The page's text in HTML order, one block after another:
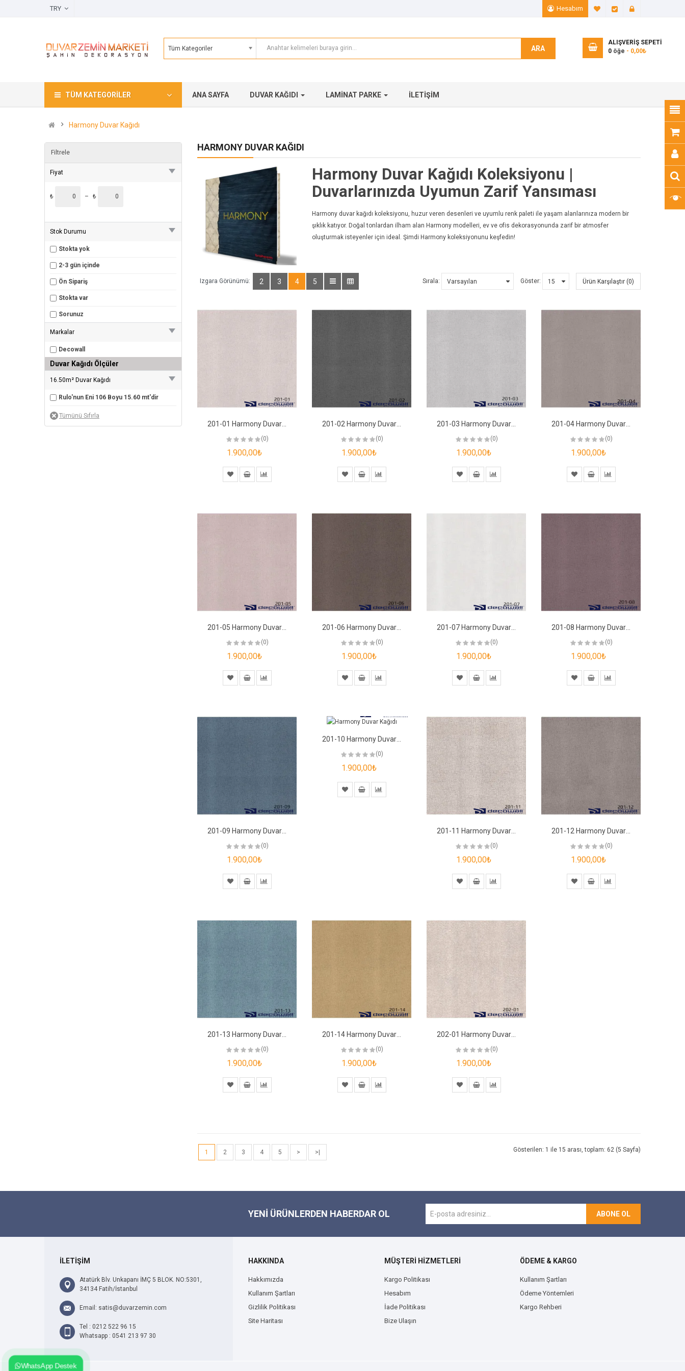
Hesabım A. Listem (0)
Ödeme
Tüm Kategoriler ARA
ALIŞVERIŞ SEPETI
0 öğe - 0,00₺
TÜM KATEGORILER ANA SAYFA DUVAR KAĞIDI LAMINAT PARKE İLETIŞIM
Harmony Duvar Kağıdı
Filtrele
Fiyat
₺ – ₺
Stok Durumu
Stokta yok
2-3 gün içinde
Ön Sipariş
Stokta var
Sorunuz
Markalar
Decowall
Duvar Kağıdı Ölçüler
16.50m² Duvar Kağıdı
Rulo'nun Eni 106 Boyu 15.60 mt'dir
HARMONY DUVAR KAĞIDI
Harmony Duvar Kağıdı Koleksiyonu |
Duvarlarınızda Uyumun Zarif Yansıması
Harmony duvar kağıdı koleksiyonu, huzur veren desenleri ve uyumlu renk paleti ile yaşam alanlarınıza modern bir
şıklık katıyor. Doğal tonlardan ilham alan Harmony modelleri, ev ve ofis dekorasyonunda zarif bir atmosfer
oluşturmak isteyenler için ideal. Şimdi Harmony koleksiyonunu keşfedin!
Izgara Görünümü: 2 3 4 5 Sırala: Göster: Ürün Karşılaştır (0)
(0)
1.900,00₺
(0)
1.900,00₺
(0)
1.900,00₺
(0)
1.900,00₺
(0)
1.900,00₺
(0)
1.900,00₺
(0)
1.900,00₺
(0)
1.900,00₺
(0)
1.900,00₺
(0)
1.900,00₺
(0)
1.900,00₺
(0)
1.900,00₺
(0)
1.900,00₺
(0)
1.900,00₺
(0)
1.900,00₺
1 2 3 4 5 > >| Gösterilen: 1 ile 15 arası, toplam: 62 (5 Sayfa)
YENI ÜRÜNLERDEN HABERDAR OL ABONE OL
İLETİŞİM
Atatürk Blv. Unkapanı İMÇ 5 BLOK. NO:5301,
34134 Fatih/İstanbul
Email: satis@duvarzemin.com
Tel : 0212 522 96 15
Whatsapp : 0541 213 97 30
HAKKINDA
Hakkımızda
Kullanım Şartları
Gizlilik Politikası
Site Haritası
MÜŞTERİ HİZMETLERİ
Kargo Politikası
Hesabım
İade Politikası
Bize Ulaşın
ÖDEME & KARGO
Kullanım Şartları
Ödeme Yöntemleri
Kargo Rehberi
WhatsApp Destek